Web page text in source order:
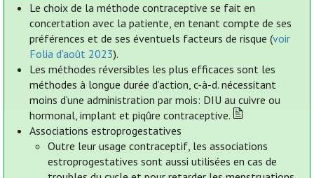
Le choix de la méthode contraceptive se fait en
concertation avec la patiente, en tenant compte de ses
préférences et de ses éventuels facteurs de risque (voir
Folia d'août 2023).
Les méthodes réversibles les plus efficaces sont les
méthodes à longue durée d’action, c-à-d. nécessitant
moins d’une administration par mois: DIU au cuivre ou
hormonal, implant et piqûre contraceptive.
Associations estroprogestatives
Outre leur usage contraceptif, les associations
estroprogestatives sont aussi utilisées en cas de